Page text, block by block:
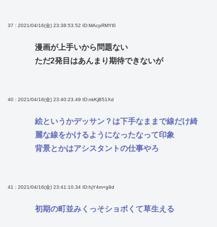
37 : 2021/04/16(金) 23:38:53.52 ID:MAcpRMYl0
漫画が上手いから問題ない
ただ2発目はあんまり期待できないが
40 : 2021/04/16(金) 23:40:23.49 ID:nkKjB51Xd
絵というかデッサン？は下手なままで線だけ綺
麗な線をかけるようになったなって印象
背景とかはアシスタントの仕事やろ
41 : 2021/04/16(金) 23:41:10.34 ID:hjY4m+g9d
初期の町並みくっそショボくて草生える